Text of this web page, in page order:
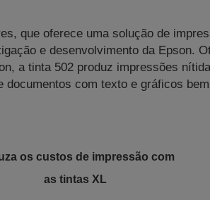
que oferece uma solução de
e desenvolvimento da Epson.
a tinta 502 produz impressões
documentos com texto e gráficos
os custos de impressão com
as tintas XL